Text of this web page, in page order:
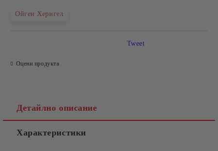
Ойген Херигел
Оцени продукта
Tweet
Детайлно описание
Характеристики